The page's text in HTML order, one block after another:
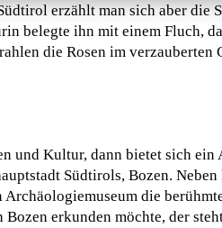
erzählt man sich aber die
belegte ihn mit einem Fluch,
die Rosen im verzauberten
und Kultur, dann bietet sich
Südtirols, Bozen.
die
erkunden möchte, der